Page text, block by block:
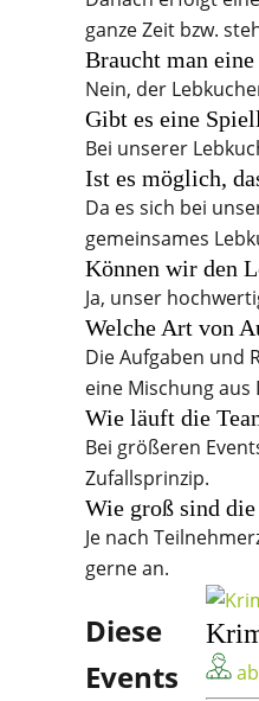
ganze Zeit bzw.
Braucht man
Nein, der
Gibt es eine
Bei unserer
Ist es möglich,
Da es sich bei
gemeinsames
Können wir den
Ja, unser
Welche Art von
Die Aufgaben und
eine Mischung
Wie läuft die
Bei größeren
Zufallsprinzip.
Wie groß sind
Je nach
gerne an.
Diese
Events